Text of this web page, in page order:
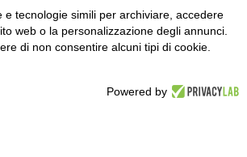
Seguici sui nostri canali social:
tecnologie simili per archiviare, accedere
web o la personalizzazione degli annunci.
di non consentire alcuni tipi di cookie.
Powered by